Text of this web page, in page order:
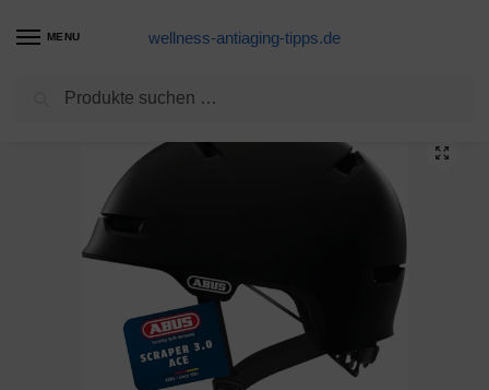
MENU wellness-antiaging-tipps.de
Fahrradhelm Produkte